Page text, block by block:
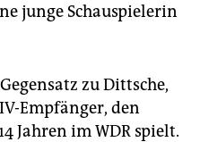
junge Schauspielerin
zu Dittsche,
Empfänger, den
Jahren im WDR spielt.